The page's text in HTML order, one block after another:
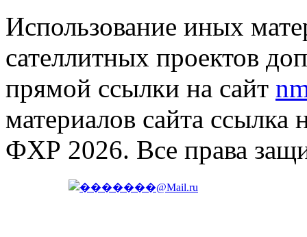
Использование иных
сателлитных проектов
прямой ссылки на сайт
материалов сайта ссылка
ФХР 2026. Все права